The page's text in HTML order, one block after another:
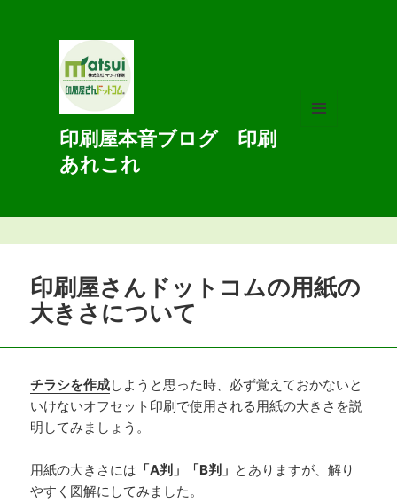
印刷屋本音ブログ 印刷
あれこれ
印刷屋さんドットコムの用紙の
大きさについて
チラシを作成しようと思った時、必ず覚えておかないと
いけないオフセット印刷で使用される用紙の大きさを説
明してみましょう。
用紙の大きさには 「A判」「B判」 とありますが、解り
やすく図解にしてみました。